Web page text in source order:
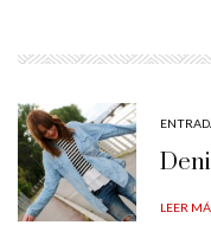
LEER